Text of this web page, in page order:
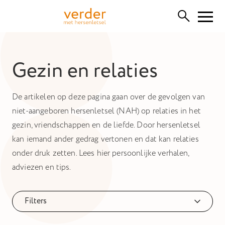
Gezin en relaties
De artikelen op deze pagina gaan over de gevolgen van
niet-aangeboren hersenletsel (NAH) op relaties in het
gezin, vriendschappen en de liefde. Door hersenletsel
kan iemand ander gedrag vertonen en dat kan relaties
onder druk zetten. Lees hier persoonlijke verhalen,
adviezen en tips.
Filters
Deze cookies zijn nodig voor het correct functioneren van
de website. Let op, deze kunt u niet uitschakelen.
Cookies van derden
Hiermee kunnen we inhoud van derden insluiten, zoals
YouTube, Vimeo of SoundCloud. Het uitschakelen hiervan
kan bepaalde functionaliteiten van de website verwijderen.
Analytische cookies
Hiermee kunnen we de prestaties van onze website
gebruikersonderzoek uitvoeren.
Advertentie cookies